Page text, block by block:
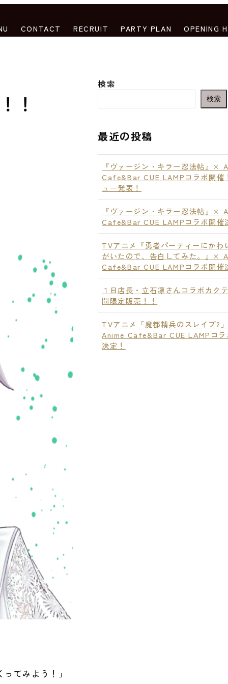
CONTACT RECRUIT PARTY PLAN OPENING
！
てみよう！」
検索
検索
最近の投稿
『ヴァージン・キラー忍法帖』×
Cafe&Bar CUE LAMPコラボ開催
ュー発表！
『ヴァージン・キラー忍法帖』×
Cafe&Bar CUE LAMPコラボ開催
TVアニメ『勇者パーティーにかわ
がいたので、告白してみた。』×
Cafe&Bar CUE LAMPコラボ開催
１日店長・立石凛さんコラボカク
間限定販売！！
TVアニメ「魔都精兵のスレイブ2
Anime Cafe&Bar CUE LAMPコラ
決定！